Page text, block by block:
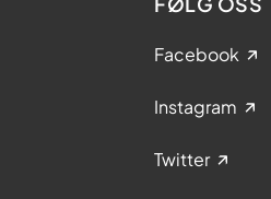
Facebook
Instagram
Twitter